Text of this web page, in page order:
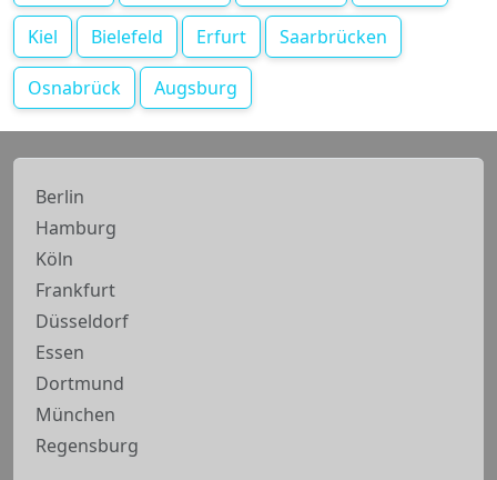
Kiel Bielefeld Erfurt Saarbrücken
Osnabrück Augsburg
Berlin
Hamburg
Köln
Frankfurt
Düsseldorf
Essen
Dortmund
München
Regensburg